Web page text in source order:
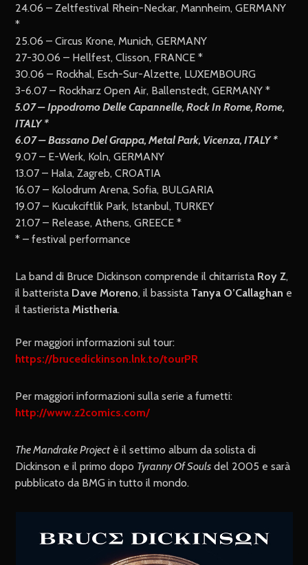
24.06 – Zeltfestival Rhein-Neckar, Mannheim, GERMANY
*
25.06 – Circus Krone, Munich, GERMANY
27-30.06 – Hellfest, Clisson, FRANCE *
30.06 – Rockhal, Esch-Sur-Alzette, LUXEMBOURG
3-6.07 – Rockharz Open Air, Ballenstedt, GERMANY *
5.07 – Ippodromo Delle Capannelle, Rock In Rome, Rome,
ITALY *
6.07 – Bassano Del Grappa, Metal Park, Vicenza, ITALY *
9.07 – E-Werk, Koln, GERMANY
13.07 – Hala, Zagreb, CROATIA
16.07 – Kolodrum Arena, Sofia, BULGARIA
19.07 – Kucukciftlik Park, Istanbul, TURKEY
21.07 – Release, Athens, GREECE *
* – festival performance
La band di Bruce Dickinson comprende il chitarrista Roy Z,
il batterista Dave Moreno, il bassista Tanya O’Callaghan e
il tastierista Mistheria.
Per maggiori informazioni sul tour:
https://brucedickinson.lnk.to/tourPR
Per maggiori informazioni sulla serie a fumetti:
http://www.z2comics.com/
The Mandrake Project è il settimo album da solista di
Dickinson e il primo dopo Tyranny Of Souls del 2005 e sarà
pubblicato da BMG in tutto il mondo.